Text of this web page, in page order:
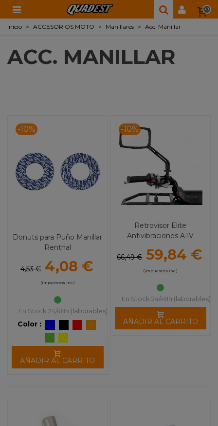
0
Inicio > ACCESORIOS MOTO > Manillares > Acc. Manillar
ACC. MANILLAR
-10%
Donuts para Puño Manillar
Renthal
4,53 € 4,08 €
(impuestos inc.)
En Stock 24/48h (laborables)
Color :
AÑADIR AL CARRITO
-10%
Retrovisor Elite
Antivibraciones ATV
66,49 € 59,84 €
(impuestos inc.)
En Stock 24/48h (laborables)
AÑADIR AL CARRITO